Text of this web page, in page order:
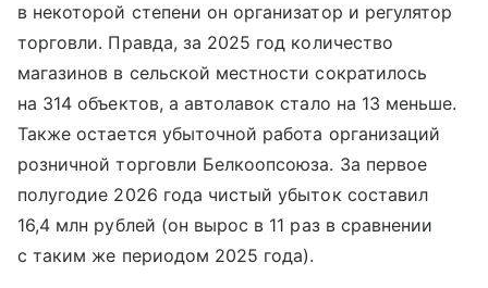
в некоторой степени он организатор и регулятор
торговли. Правда, за 2025 год количество
магазинов в сельской местности сократилось
на 314 объектов, а автолавок стало на 13 меньше.
Также остается убыточной работа организаций
розничной торговли Белкоопсоюза. За первое
полугодие 2026 года чистый убыток составил
16,4 млн рублей (он вырос в 11 раз в сравнении
с таким же периодом 2025 года).